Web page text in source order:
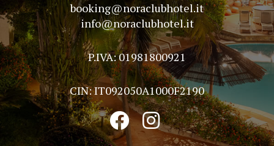
booking@noraclubhotel.it
info@noraclubhotel.it
P.IVA: 01981800921
CIN: IT092050A1000F2190